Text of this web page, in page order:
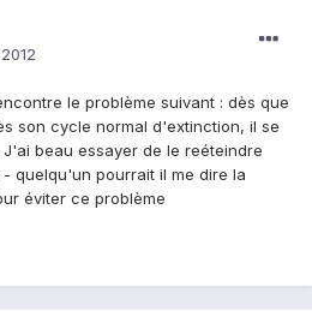
le problème suivant : dès que
son cycle normal d'extinction, il se
beau essayer de le reéteindre
quelqu'un pourrait il me dire la
éviter ce problème